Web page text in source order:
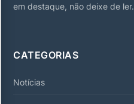
em destaque, não deixe de ler.
CATEGORIAS
Notícias